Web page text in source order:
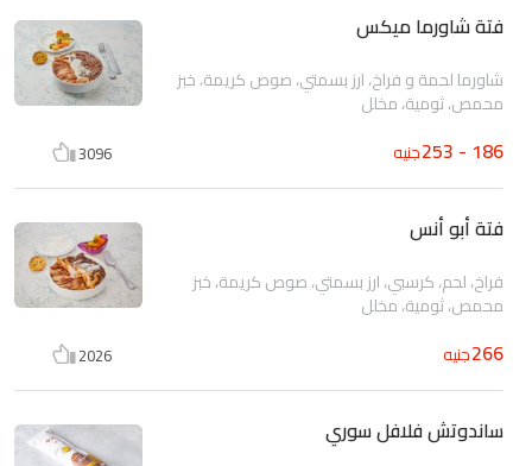
فتة شاورما ميكس
شاورما لحمة و فراخ، ارز بسمتي، صوص كريمة، خبز
محمص، ثومية، مخلل
186 - 253 جنيه 3096
فتة أبو أنس
فراخ، لحم، كرسبي، ارز بسمتي، صوص كريمة، خبز
محمص، ثومية، مخلل
266جنيه 2026
ساندوتش فلافل سوري